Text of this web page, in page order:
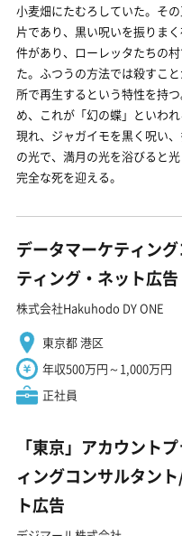
小麦畑にたむろしていた。そ
片であり、黒い呪いを振りま
件があり、ローレッタたちの
た。ふつうの方法では殺すこ
所で再生するという特性を持
め、これが「幻の蝶」といわ
現れ、ジャガイモを黒く呪い
の光で、満月の光を浴びると
完全な死を迎える。
データマーケティン
ティング・ネット広告
株式会社Hakuhodo DY ONE
東京都 港区
年収500万円～1,000万円
正社員
「東京」アカウント
ィングコンサルタン
ト広告